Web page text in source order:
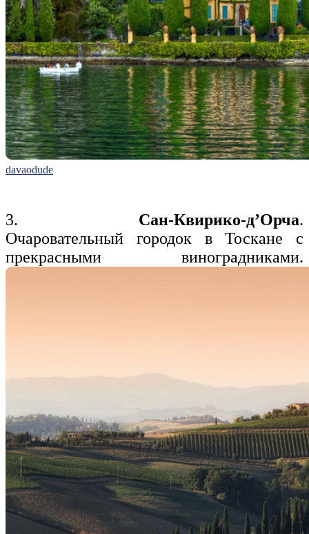
davaodude
3. Сан-Квирико-д’Орча.
Очаровательный городок в Тоскане с
прекрасными виноградниками.